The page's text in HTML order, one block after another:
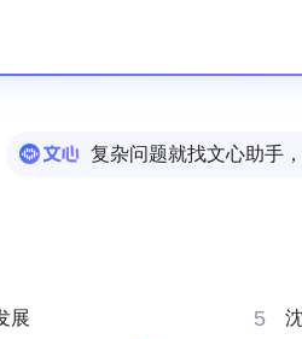
复杂问题就找文心助手
展 5